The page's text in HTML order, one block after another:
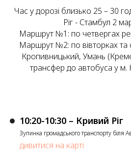
Час у дорозі близько 25 – 30
Ріг - Стамбул 2
Маршрут №1: по четвергах
Маршрут №2: по вівторках та
Кропивницький, Умань
трансфер до автобуса у м.
10:20-10:30 – Кривий Ріг
Зупинка громадського транспорту біля
дивитися на карті